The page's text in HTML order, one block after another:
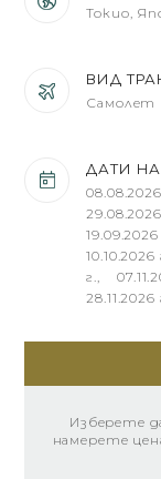
Токио,
ВИД
Самолет
ДАТИ
г.,
Изберете
намерете